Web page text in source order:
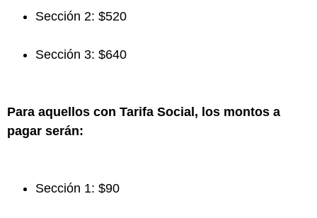
Sección 2: $520
Sección 3: $640
Para aquellos con Tarifa Social, los montos a
pagar serán:
Sección 1: $90